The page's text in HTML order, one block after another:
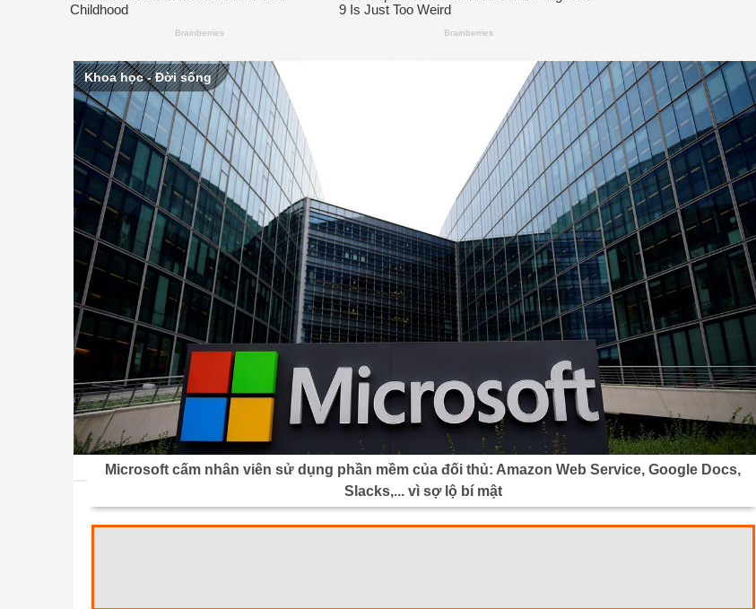
Khoa học - Đời sống
Microsoft cấm nhân viên sử dụng phần mềm của đối thủ: Amazon Web Service, Google Docs,
Slacks,... vì sợ lộ bí mật